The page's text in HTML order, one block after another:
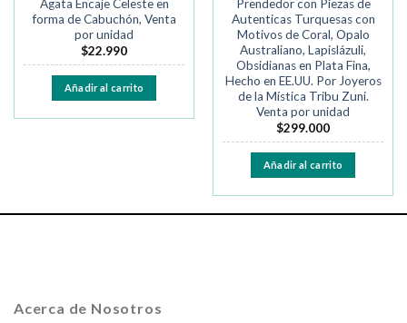
Ágata Encaje Celeste en
forma de Cabuchón, Venta
por unidad
$22.990
Añadir al carrito
Prendedor con Piezas de
Autenticas Turquesas con
Motivos de Coral, Opalo
Australiano, Lapislázuli,
Obsidianas en Plata Fina,
Hecho en EE.UU. Por Joyeros
de la Mística Tribu Zuni.
Venta por unidad
$299.000
Añadir al carrito
Acerca de Nosotros